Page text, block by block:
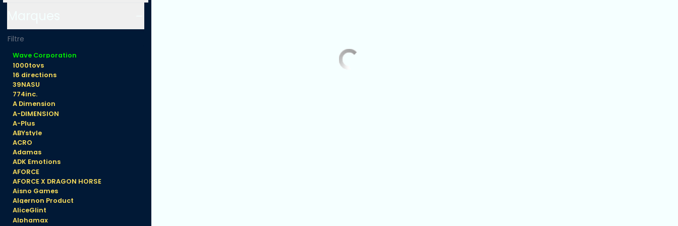
Wave Corporation
1000toys
16 directions
39NASU
774inc.
A Dimension
A-DIMENSION
A-Plus
ABYstyle
ACRO
Adamas
ADK Emotions
AFORCE
AFORCE X DRAGON HORSE
Aisno Games
Algernon Product
AliceGlint
Alphamax